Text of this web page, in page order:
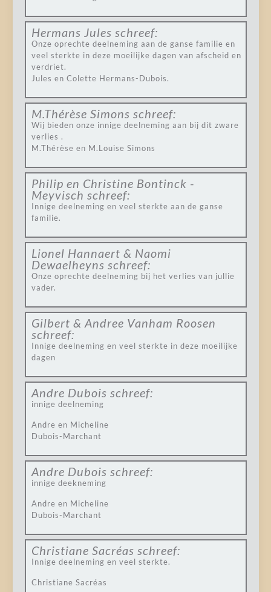
Hermans Jules schreef:
Onze oprechte deelneming aan de ganse familie en
veel sterkte in deze moeilijke dagen van afscheid en
verdriet.
Jules en Colette Hermans-Dubois.
M.Thérèse Simons schreef:
Wij bieden onze innige deelneming aan bij dit zware
verlies .
M.Thérèse en M.Louise Simons
Philip en Christine Bontinck -
Meyvisch schreef:
Innige deelneming en veel sterkte aan de ganse
familie.
Lionel Hannaert & Naomi
Dewaelheyns schreef:
Onze oprechte deelneming bij het verlies van jullie
vader.
Gilbert & Andree Vanham Roosen
schreef:
Innige deelneming en veel sterkte in deze moeilijke
dagen
Andre Dubois schreef:
innige deelneming
Andre en Micheline
Dubois-Marchant
Andre Dubois schreef:
innige deekneming
Andre en Micheline
Dubois-Marchant
Christiane Sacréas schreef:
Innige deelneming en veel sterkte.
Christiane Sacréas